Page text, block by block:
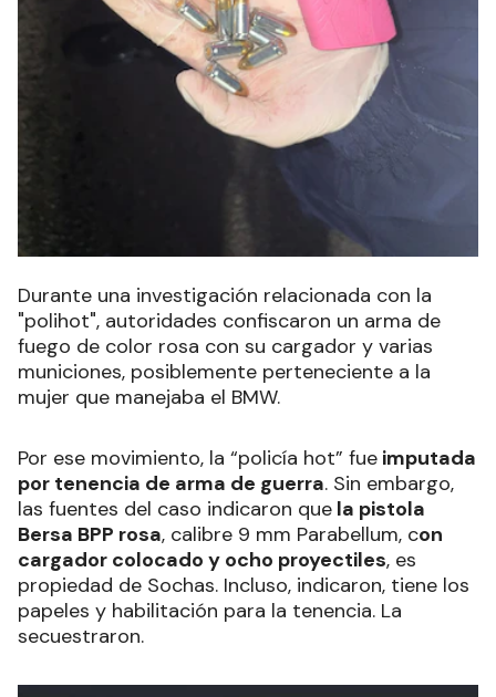
Durante una investigación relacionada con la
"polihot", autoridades confiscaron un arma de
fuego de color rosa con su cargador y varias
municiones, posiblemente perteneciente a la
mujer que manejaba el BMW.
Por ese movimiento, la “policía hot” fue imputada
por tenencia de arma de guerra. Sin embargo,
las fuentes del caso indicaron que la pistola
Bersa BPP rosa, calibre 9 mm Parabellum, con
cargador colocado y ocho proyectiles, es
propiedad de Sochas. Incluso, indicaron, tiene los
papeles y habilitación para la tenencia. La
secuestraron.